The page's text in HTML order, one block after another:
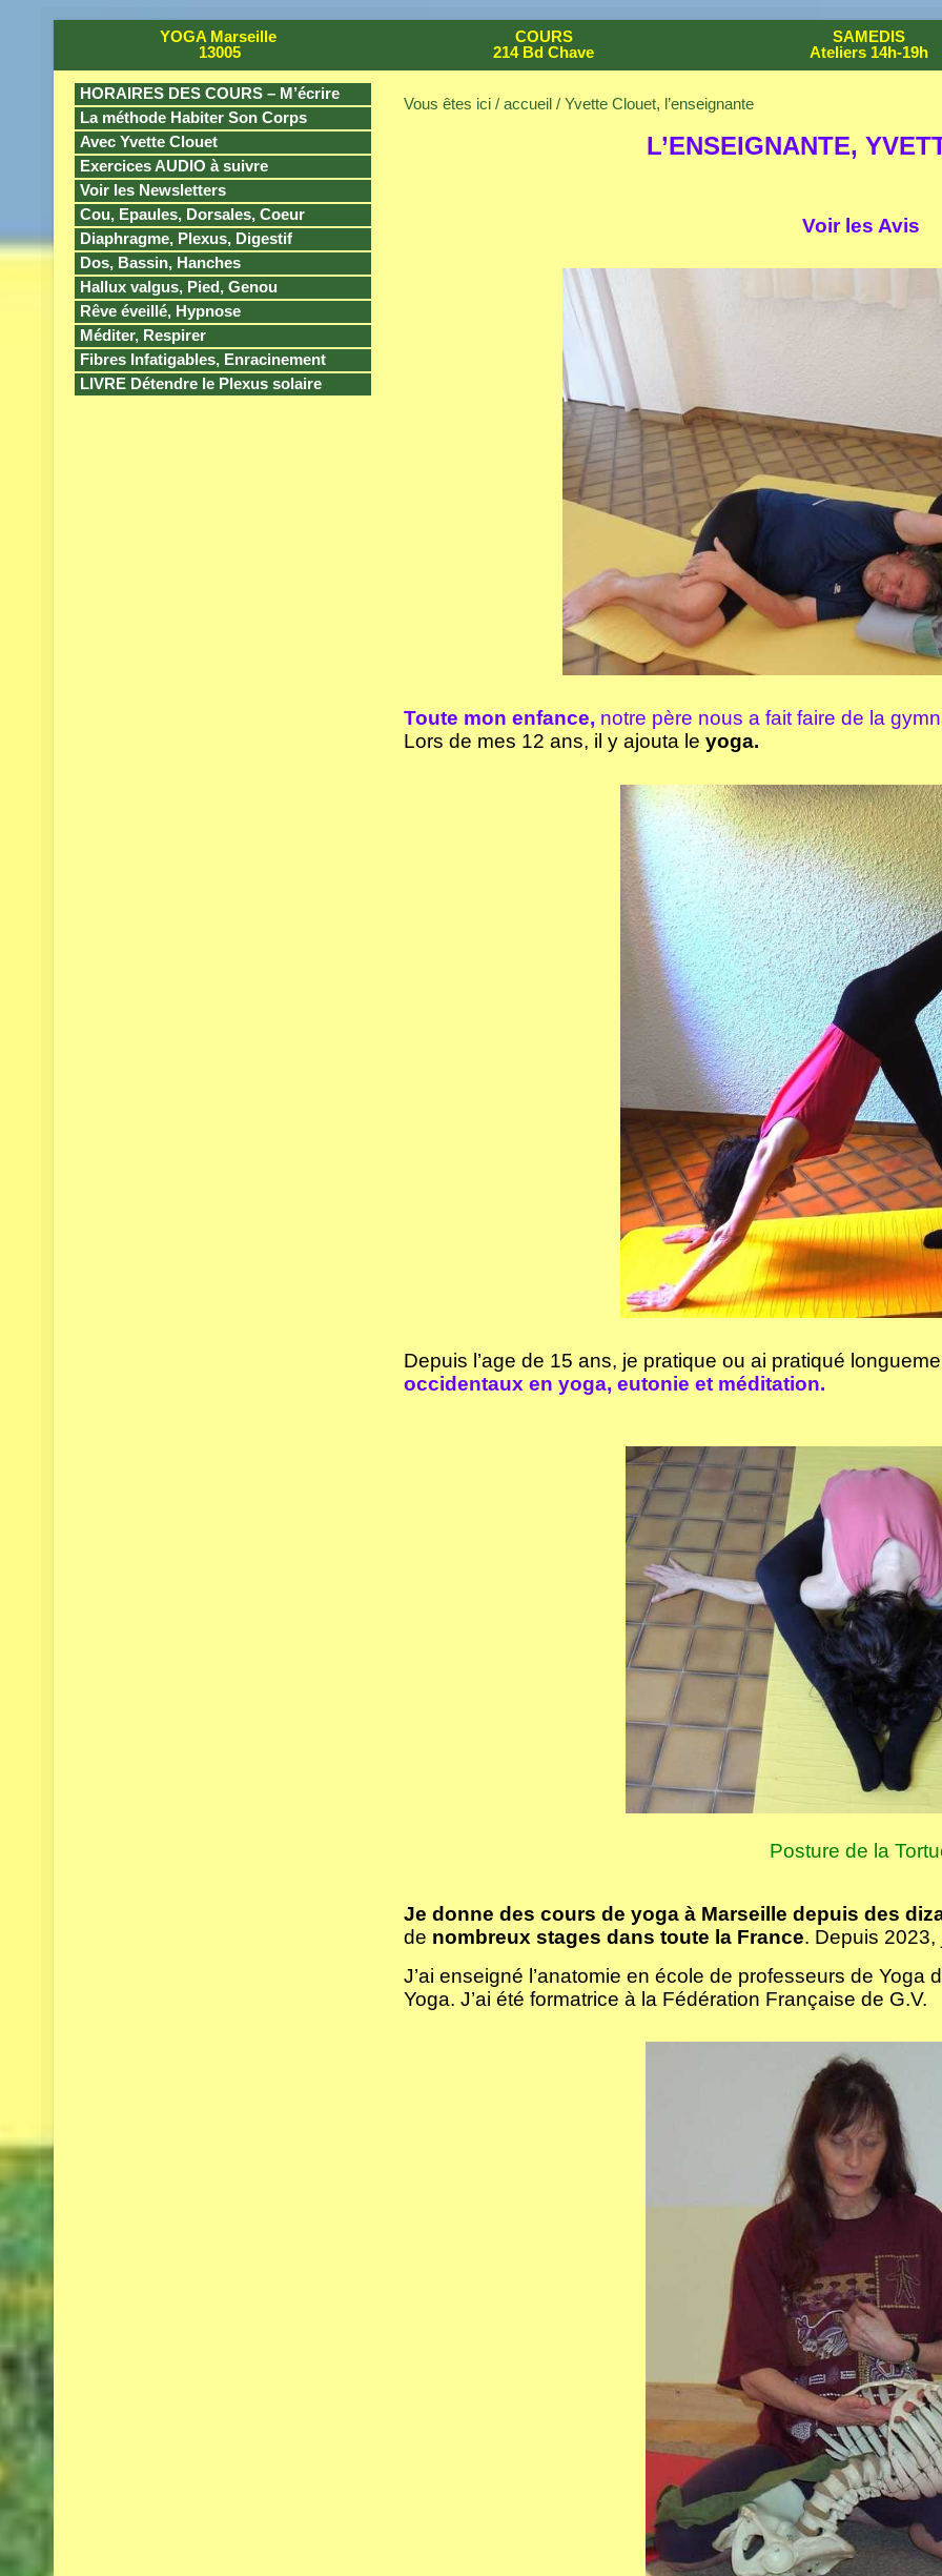
YOGA Marseille
13005
COURS
214 Bd Chave
SAMEDIS
Ateliers 14h-19h
HORAIRES DES COURS – M’écrire
La méthode Habiter Son Corps
Avec Yvette Clouet
Exercices AUDIO à suivre
Voir les Newsletters
Cou, Epaules, Dorsales, Coeur
Diaphragme, Plexus, Digestif
Dos, Bassin, Hanches
Hallux valgus, Pied, Genou
Rêve éveillé, Hypnose
Méditer, Respirer
Fibres Infatigables, Enracinement
LIVRE Détendre le Plexus solaire
Vous êtes ici / accueil/ Yvette Clouet, l’enseignante
L’ENSEIGNANTE,
Voir les Avis
Toute mon enfance, notre père nous a fait faire de la
Lors de mes 12 ans, il y ajouta le yoga.
Depuis l’age de 15 ans, je pratique ou ai pratiqué
occidentaux en yoga, eutonie et méditation.
Posture de la
Je donne des cours de yoga à Marseille depuis des
de nombreux stages dans toute la France. Depuis
J’ai enseigné l’anatomie en école de professeurs de
Yoga. J’ai été formatrice à la Fédération Française de G.V.